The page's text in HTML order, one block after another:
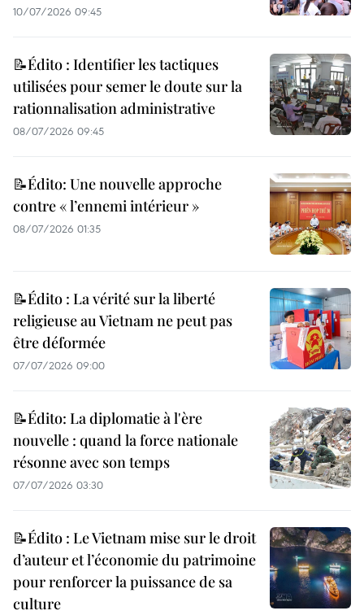
10/07/2026 09:45
📝Édito : Identifier les tactiques
utilisées pour semer le doute sur la
rationnalisation administrative
08/07/2026 09:45
📝Édito: Une nouvelle approche
contre « l’ennemi intérieur »
08/07/2026 01:35
📝Édito : La vérité sur la liberté
religieuse au Vietnam ne peut pas
être déformée
07/07/2026 09:00
📝Édito: La diplomatie à l'ère
nouvelle : quand la force nationale
résonne avec son temps
07/07/2026 03:30
📝Édito : Le Vietnam mise sur le droit
d’auteur et l’économie du patrimoine
pour renforcer la puissance de sa
culture